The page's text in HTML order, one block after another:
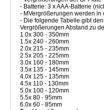
- Batterie: 3 x AAA-Batterie
- MVergrößerungen werden in
- Die folgende Tabelle gibt
Vergrößerungen Abstand zu
1.0x 300 - 350mm
1.5x 240 - 260mm
2.0x 215 - 235mm
2.5x 205 - 225mm
3.0x 160 - 180mm
3.5x 135 - 145mm
4.0x 125 - 135mm
4.5x 110 - 130mm
5.0x 100 - 120mm
5.5x 80 - 95mm
6.0x 60 - 85mm